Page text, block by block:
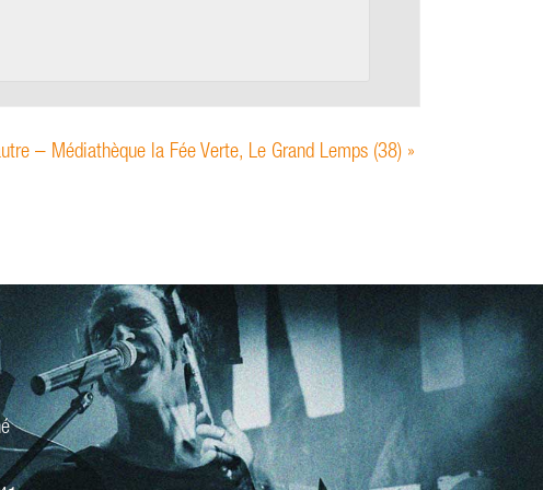
– Médiathèque la Fée Verte, Le Grand Lemps (38) »